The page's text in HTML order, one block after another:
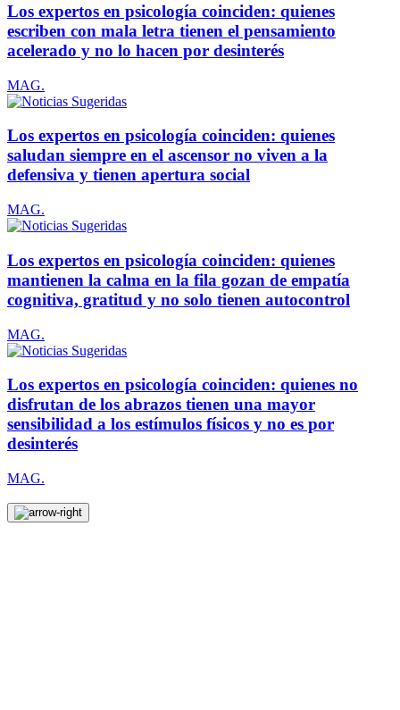
Los expertos en psicología coinciden: quienes
escriben con mala letra tienen el pensamiento
acelerado y no lo hacen por desinterés
MAG.
Los expertos en psicología coinciden: quienes
saludan siempre en el ascensor no viven a la
defensiva y tienen apertura social
MAG.
Los expertos en psicología coinciden: quienes
mantienen la calma en la fila gozan de empatía
cognitiva, gratitud y no solo tienen autocontrol
MAG.
Los expertos en psicología coinciden: quienes no
disfrutan de los abrazos tienen una mayor
sensibilidad a los estímulos físicos y no es por
desinterés
MAG.